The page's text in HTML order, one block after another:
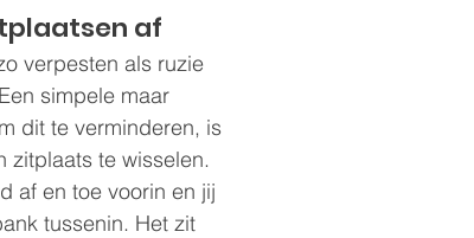
af
verpesten als ruzie
simpele maar
dit te verminderen, is
zitplaats te wisselen.
af en toe voorin en jij
tussenin. Het zit